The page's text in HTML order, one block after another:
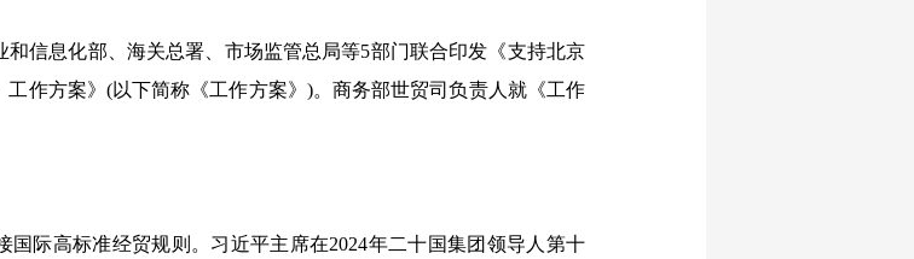
信息化部、海关总署、市场监管总局等5部门联合印发《支持北京
作方案》(以下简称《工作方案》)。商务部世贸司负责人就《工作
国际高标准经贸规则。习近平主席在2024年二十国集团领导人第十